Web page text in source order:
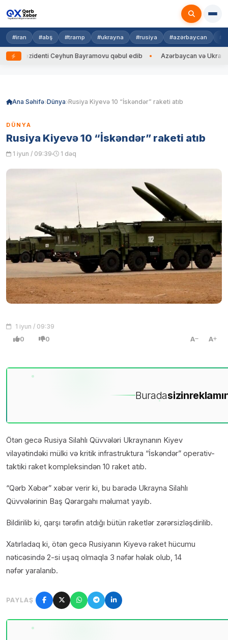
#iran #abş #tramp #ukrayna #rusiya #azərbaycan
Ceyhun Bayramovu qəbul edib Azərbaycan və Ukrayna XİN
Ana Səhifə Dünya Rusiya Kiyevə 10 “İskəndər” raketi atıb
DÜNYA
Rusiya Kiyevə 10 “İskəndər” raketi atıb
1 iyun / 09:39 1 dəq
1 iyun / 09:39
0 0 A A
Buradasizin
Ötən gecə Rusiya Silahlı Qüvvələri Ukraynanın Kiyev
vilayətindəki mülki və kritik infrastruktura “İskəndər” operativ-
taktiki raket kompleksindən 10 raket atıb.
“Qərb Xəbər” xəbər verir ki, bu barədə Ukrayna Silahlı
Qüvvələrinin Baş Qərargahı məlumat yayıb.
Bildirilib ki, qarşı tərəfin atdığı bütün raketlər zərərsizləşdirilib.
Xatırladaq ki, ötən gecə Rusiyanın Kiyevə raket hücumu
nəticəsində 2-si uşaq olmaqla 3 nəfər həlak olub, 14
nəfər yaralanıb.
PAYLAŞ